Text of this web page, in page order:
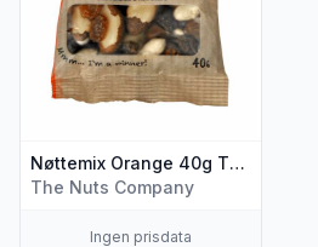
Nøttemix Orange 40g The Nuts Company
The Nuts Company
Ingen prisdata